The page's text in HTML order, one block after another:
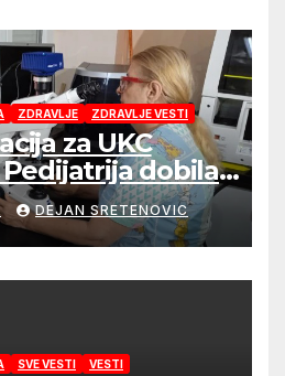
ZDRAVLJE ZDRAVLJE VESTI
za UKC
dobila
i mikroskop
dinara
DEJAN SRETENOVIC
SVE VESTI VESTI